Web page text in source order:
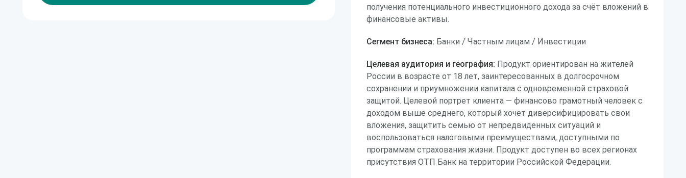
получения потенциального инвестиционного дохода за счёт вложений в
финансовые активы.
Сегмент бизнеса: Банки / Частным лицам / Инвестиции
Целевая аудитория и география: Продукт ориентирован на жителей
России в возрасте от 18 лет, заинтересованных в долгосрочном
сохранении и приумножении капитала с одновременной страховой
защитой. Целевой портрет клиента — финансово грамотный человек с
доходом выше среднего, который хочет диверсифицировать свои
вложения, защитить семью от непредвиденных ситуаций и
воспользоваться налоговыми преимуществами, доступными по
программам страхования жизни. Продукт доступен во всех регионах
присутствия ОТП Банк на территории Российской Федерации.